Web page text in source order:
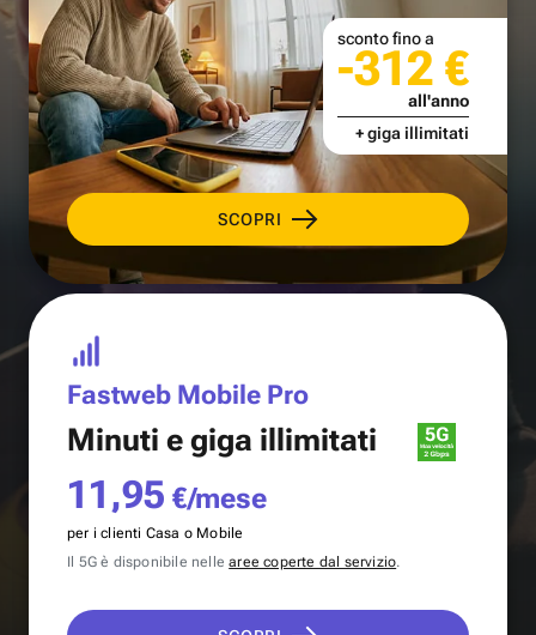
SCOPRI
sconto fino a
-312 €
all'anno
+ giga illimitati
Fastweb Mobile Pro
Minuti e giga illimitati
11,95 €/mese
per i clienti Casa o Mobile
Il 5G è disponibile nellearee coperte dal servizio.